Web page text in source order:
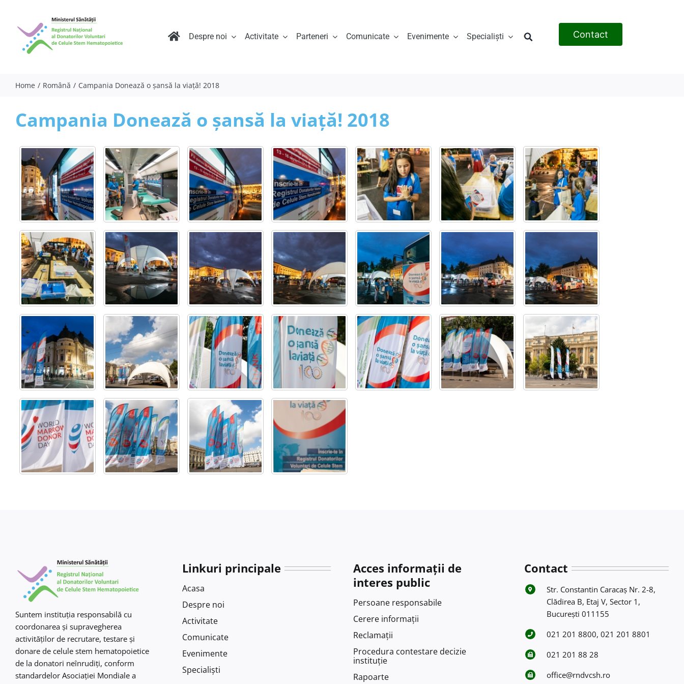
content
Despre noi Activitate Parteneri Comunicate Evenimente Specialiști Contact
Home Română Campania Donează o șansă la viață! 2018
Campania Donează o șansă la viață! 2018
Suntem instituţia responsabilă cu
coordonarea şi supravegherea
activităţilor de recrutare, testare şi
donare de celule stem hematopoietice
de la donatori neînrudiţi, conform
standardelor Asociaţiei Mondiale a
Linkuri principale
Acasa
Despre noi
Activitate
Comunicate
Evenimente
Specialiști
Acces informații de
interes public
Persoane responsabile
Cerere informații
Reclamații
Procedura contestare decizie
instituție
Rapoarte
Contact
Str. Constantin Caracaş Nr. 2-8,
Clădirea B, Etaj V, Sector 1,
Bucureşti 011155
021 201 8800, 021 201 8801
021 201 88 28
office@rndvcsh.ro